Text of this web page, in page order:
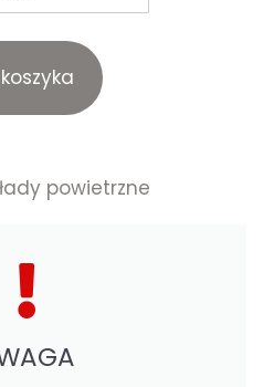
powietrzne